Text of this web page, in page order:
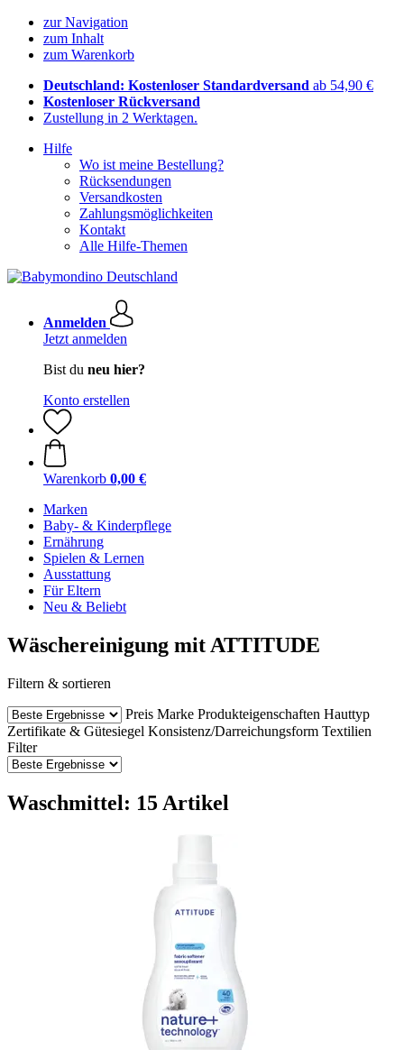
zur Navigation
zum Inhalt
zum Warenkorb
Deutschland: Kostenloser Standardversand ab 54,90 €
Kostenloser Rückversand
Zustellung in 2 Werktagen.
Hilfe
Wo ist meine Bestellung?
Rücksendungen
Versandkosten
Zahlungsmöglichkeiten
Kontakt
Alle Hilfe-Themen
Anmelden
Jetzt anmelden
Bist du neu hier?
Konto erstellen
Warenkorb 0,00 €
Marken
Baby- & Kinderpflege
Ernährung
Spielen & Lernen
Ausstattung
Für Eltern
Neu & Beliebt
Wäschereinigung mit ATTITUDE
Filtern & sortieren
Preis Marke Produkteigenschaften Hauttyp
Zertifikate & Gütesiegel Konsistenz/Darreichungsform Textilien
Filter
Waschmittel: 15 Artikel